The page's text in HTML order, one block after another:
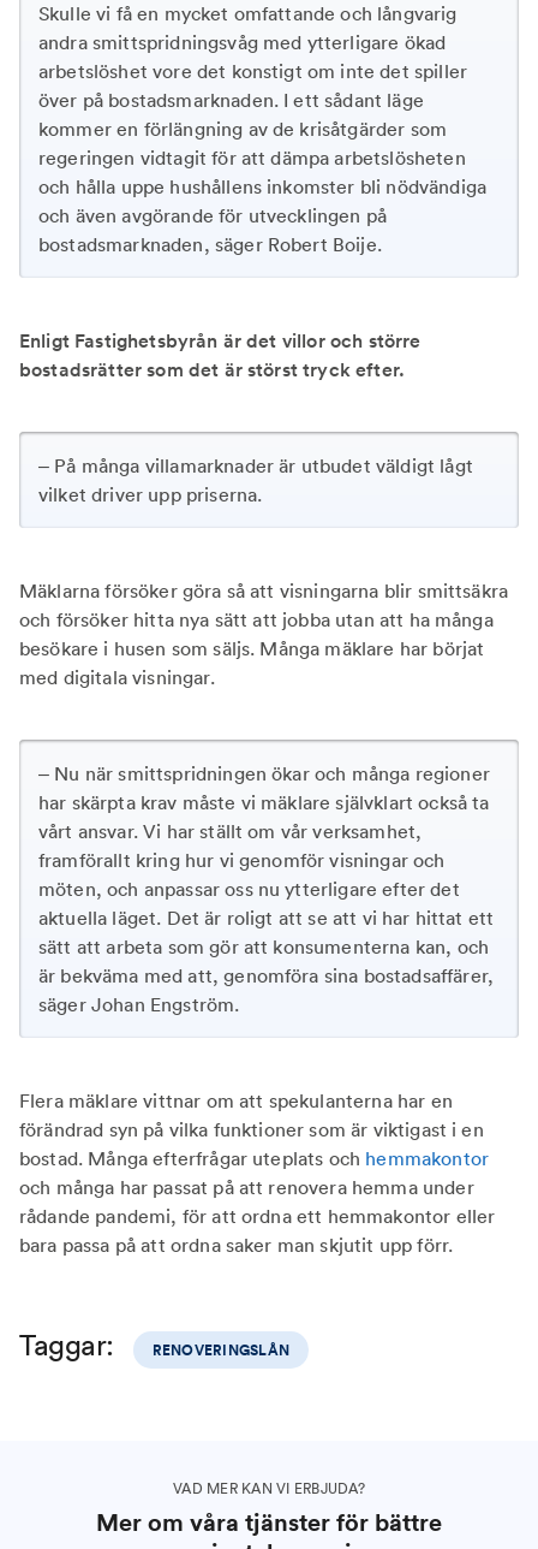
Skulle vi få en mycket omfattande och långvarig
andra smittspridningsvåg med ytterligare ökad
arbetslöshet vore det konstigt om inte det spiller
över på bostadsmarknaden. I ett sådant läge
kommer en förlängning av de krisåtgärder som
regeringen vidtagit för att dämpa arbetslösheten
och hålla uppe hushållens inkomster bli nödvändiga
och även avgörande för utvecklingen på
bostadsmarknaden, säger Robert Boije.
Enligt Fastighetsbyrån är det villor och större
bostadsrätter som det är störst tryck efter.
– På många villamarknader är utbudet väldigt lågt
vilket driver upp priserna.
Mäklarna försöker göra så att visningarna blir smittsäkra
och försöker hitta nya sätt att jobba utan att ha många
besökare i husen som säljs. Många mäklare har börjat
med digitala visningar.
– Nu när smittspridningen ökar och många regioner
har skärpta krav måste vi mäklare självklart också ta
vårt ansvar. Vi har ställt om vår verksamhet,
framförallt kring hur vi genomför visningar och
möten, och anpassar oss nu ytterligare efter det
aktuella läget. Det är roligt att se att vi har hittat ett
sätt att arbeta som gör att konsumenterna kan, och
är bekväma med att, genomföra sina bostadsaffärer,
säger Johan Engström.
Flera mäklare vittnar om att spekulanterna har en
förändrad syn på vilka funktioner som är viktigast i en
bostad. Många efterfrågar uteplats och hemmakontor
och många har passat på att renovera hemma under
rådande pandemi, för att ordna ett hemmakontor eller
bara passa på att ordna saker man skjutit upp förr.
Taggar: RENOVERINGSLÅN
VAD MER KAN VI ERBJUDA?
Mer om våra tjänster för bättre